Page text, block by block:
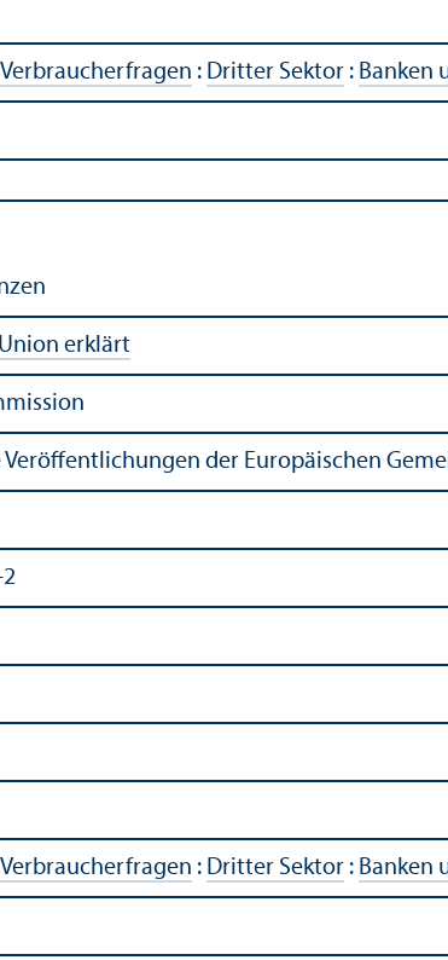
: Dritter Sektor : Banken
erklärt
der Europäischen
: Dritter Sektor : Banken